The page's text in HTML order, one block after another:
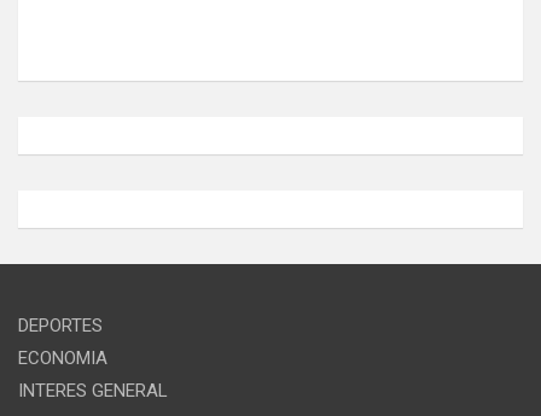
DEPORTES
ECONOMIA
INTERES GENERAL